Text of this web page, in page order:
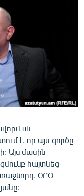
է, որ այս գործը
Այս մասին
հայտնեց
ՕՐՕ